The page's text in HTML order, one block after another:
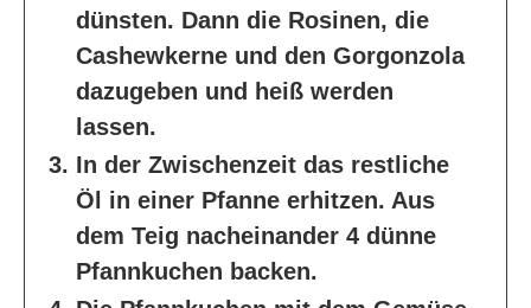
dünsten. Dann die Rosinen, die
Cashewkerne und den Gorgonzola
dazugeben und heiß werden
lassen.
In der Zwischenzeit das restliche
Öl in einer Pfanne erhitzen. Aus
dem Teig nacheinander 4 dünne
Pfannkuchen backen.